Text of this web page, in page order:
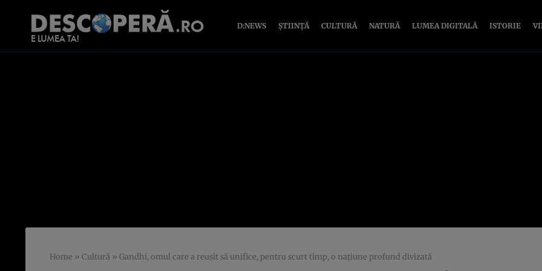
D:NEWS ȘTIINȚĂ CULTURĂ NATURĂ LUMEA DIGITALĂ ISTORIE
Home » Cultură » Gandhi, omul care a reușit să unifice, pentru scurt timp, o națiune profund divizată